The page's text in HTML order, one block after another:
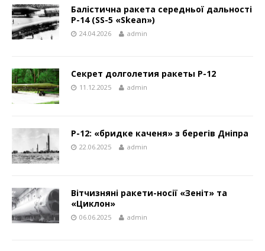
Балістична ракета середньої дальності
Р-14 (SS-5 «Skean»)
24.04.2026 admin
Секрет долголетия ракеты Р-12
11.12.2025 admin
Р-12: «бридке каченя» з берегів Дніпра
22.06.2025 admin
Вітчизняні ракети-носії «Зеніт» та
«Циклон»
06.06.2025 admin